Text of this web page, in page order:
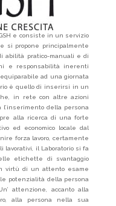
e consiste in un servizio
si propone principalmente
abilità pratico-manuali e di
e responsabilità inerenti
ad una giornata
è quello di inserirsi in un
in rete con altre azioni
della persona
alla ricerca di una forte
ed economico locale dal
forza lavoro, certamente
lavorativi, il Laboratorio si fa
etichette di svantaggio
virtù di un attento esame
potenzialità della persona
attenzione, accanto alla
alla persona nella sua